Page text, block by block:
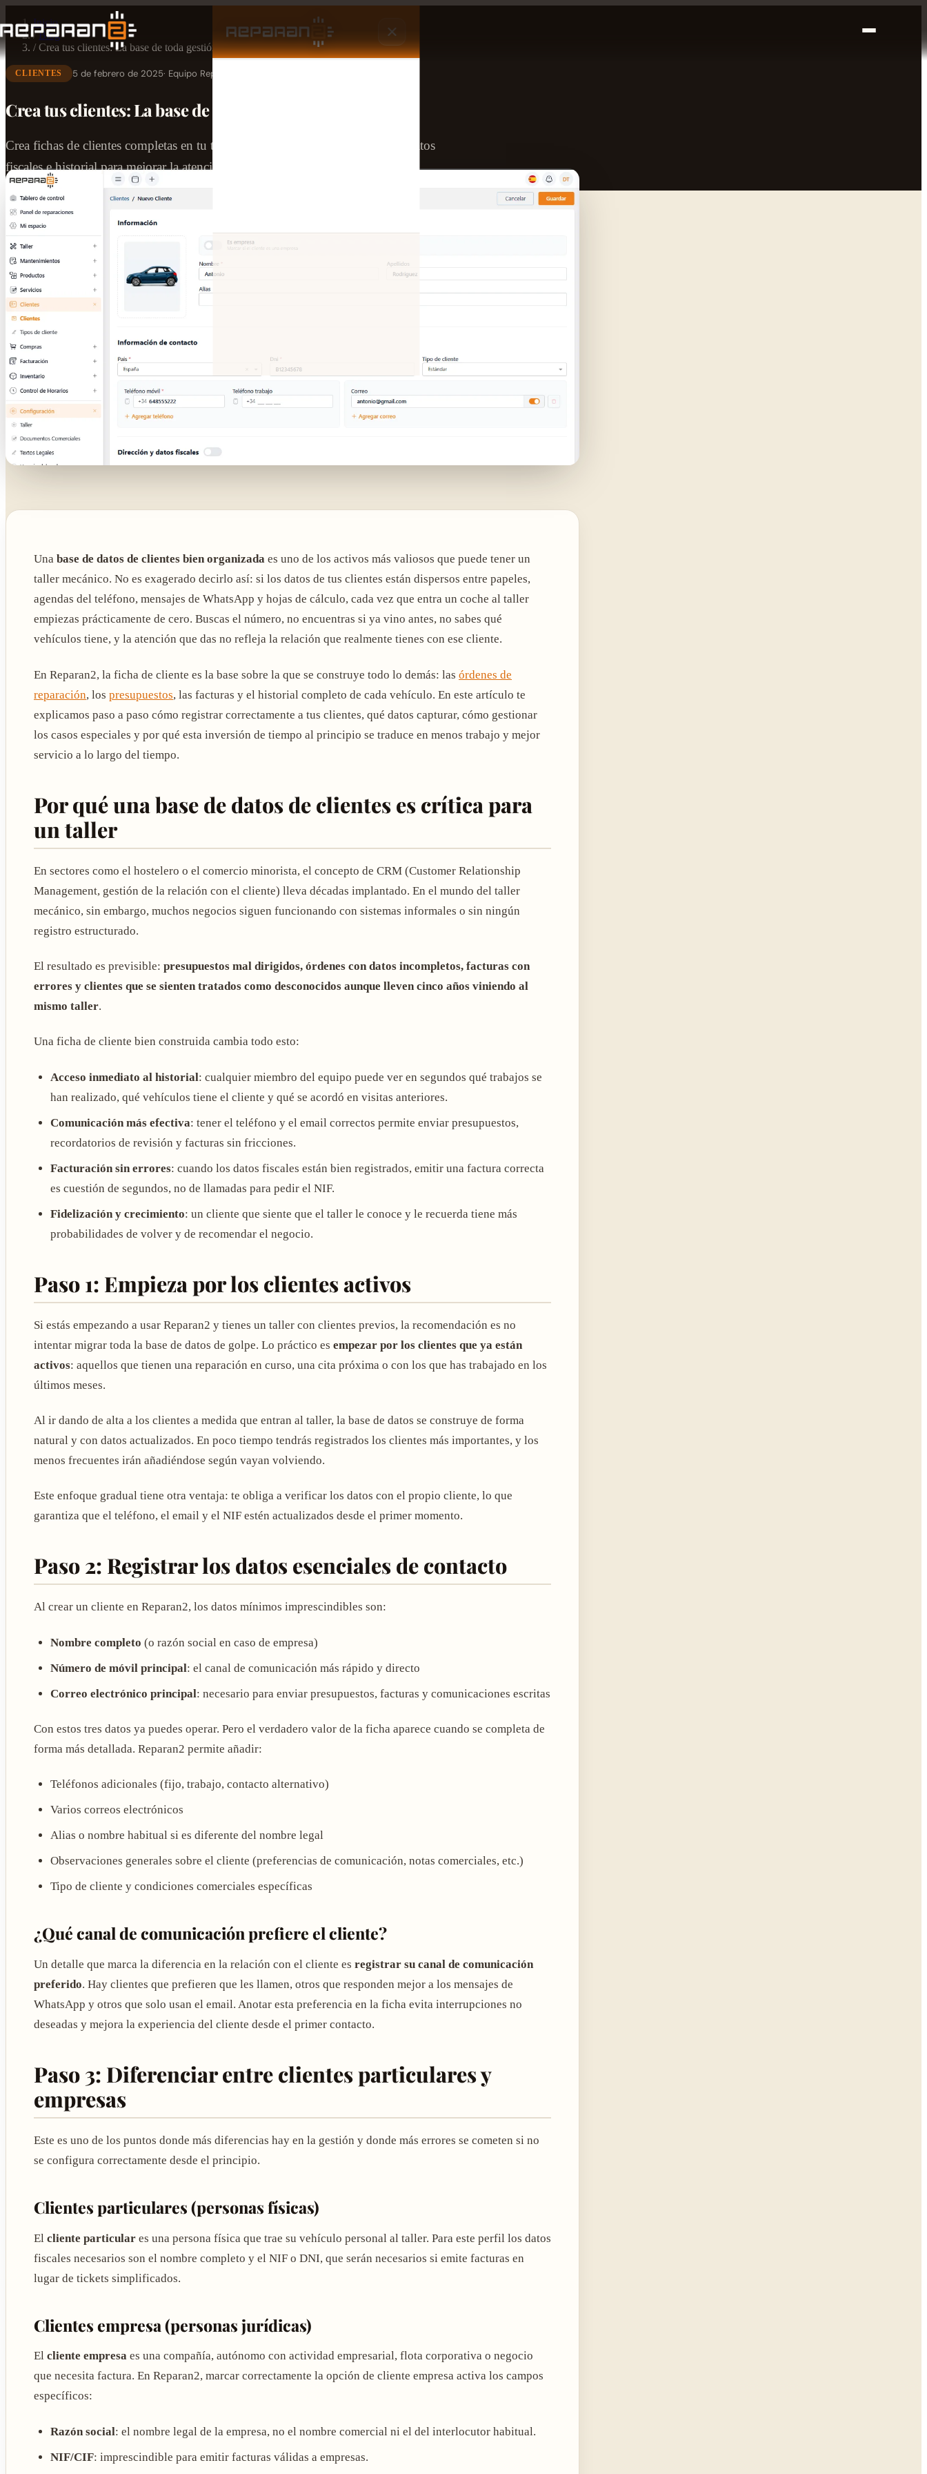
Inicio
/ Blog
/ Crea tus clientes: La base de toda gestión de taller
CLIENTES 5 de febrero de 2025· Equipo Reparan2
Crea tus clientes: La base de toda gestión de taller
Crea fichas de clientes completas en tu taller mecánico. Centraliza contactos, datos
fiscales e historial para mejorar la atención con Reparan2.
Una base de datos de clientes bien organizada es uno de los activos más valiosos que puede tener un
taller mecánico. No es exagerado decirlo así: si los datos de tus clientes están dispersos entre papeles,
agendas del teléfono, mensajes de WhatsApp y hojas de cálculo, cada vez que entra un coche al taller
empiezas prácticamente de cero. Buscas el número, no encuentras si ya vino antes, no sabes qué
vehículos tiene, y la atención que das no refleja la relación que realmente tienes con ese cliente.
En Reparan2, la ficha de cliente es la base sobre la que se construye todo lo demás: las órdenes de
reparación, los presupuestos, las facturas y el historial completo de cada vehículo. En este artículo te
explicamos paso a paso cómo registrar correctamente a tus clientes, qué datos capturar, cómo gestionar
los casos especiales y por qué esta inversión de tiempo al principio se traduce en menos trabajo y mejor
servicio a lo largo del tiempo.
Por qué una base de datos de clientes es crítica para
un taller
En sectores como el hostelero o el comercio minorista, el concepto de CRM (Customer Relationship
Management, gestión de la relación con el cliente) lleva décadas implantado. En el mundo del taller
mecánico, sin embargo, muchos negocios siguen funcionando con sistemas informales o sin ningún
registro estructurado.
El resultado es previsible: presupuestos mal dirigidos, órdenes con datos incompletos, facturas con
errores y clientes que se sienten tratados como desconocidos aunque lleven cinco años viniendo al
mismo taller.
Una ficha de cliente bien construida cambia todo esto:
Acceso inmediato al historial: cualquier miembro del equipo puede ver en segundos qué trabajos se
han realizado, qué vehículos tiene el cliente y qué se acordó en visitas anteriores.
Comunicación más efectiva: tener el teléfono y el email correctos permite enviar presupuestos,
recordatorios de revisión y facturas sin fricciones.
Facturación sin errores: cuando los datos fiscales están bien registrados, emitir una factura correcta
es cuestión de segundos, no de llamadas para pedir el NIF.
Fidelización y crecimiento: un cliente que siente que el taller le conoce y le recuerda tiene más
probabilidades de volver y de recomendar el negocio.
Paso 1: Empieza por los clientes activos
Si estás empezando a usar Reparan2 y tienes un taller con clientes previos, la recomendación es no
intentar migrar toda la base de datos de golpe. Lo práctico es empezar por los clientes que ya están
activos: aquellos que tienen una reparación en curso, una cita próxima o con los que has trabajado en los
últimos meses.
Al ir dando de alta a los clientes a medida que entran al taller, la base de datos se construye de forma
natural y con datos actualizados. En poco tiempo tendrás registrados los clientes más importantes, y los
menos frecuentes irán añadiéndose según vayan volviendo.
Este enfoque gradual tiene otra ventaja: te obliga a verificar los datos con el propio cliente, lo que
garantiza que el teléfono, el email y el NIF estén actualizados desde el primer momento.
Paso 2: Registrar los datos esenciales de contacto
Al crear un cliente en Reparan2, los datos mínimos imprescindibles son:
Nombre completo (o razón social en caso de empresa)
Número de móvil principal: el canal de comunicación más rápido y directo
Correo electrónico principal: necesario para enviar presupuestos, facturas y comunicaciones escritas
Con estos tres datos ya puedes operar. Pero el verdadero valor de la ficha aparece cuando se completa de
forma más detallada. Reparan2 permite añadir:
Teléfonos adicionales (fijo, trabajo, contacto alternativo)
Varios correos electrónicos
Alias o nombre habitual si es diferente del nombre legal
Observaciones generales sobre el cliente (preferencias de comunicación, notas comerciales, etc.)
Tipo de cliente y condiciones comerciales específicas
¿Qué canal de comunicación prefiere el cliente?
Un detalle que marca la diferencia en la relación con el cliente es registrar su canal de comunicación
preferido. Hay clientes que prefieren que les llamen, otros que responden mejor a los mensajes de
WhatsApp y otros que solo usan el email. Anotar esta preferencia en la ficha evita interrupciones no
deseadas y mejora la experiencia del cliente desde el primer contacto.
Paso 3: Diferenciar entre clientes particulares y
empresas
Este es uno de los puntos donde más diferencias hay en la gestión y donde más errores se cometen si no
se configura correctamente desde el principio.
Clientes particulares (personas físicas)
El cliente particular es una persona física que trae su vehículo personal al taller. Para este perfil los datos
fiscales necesarios son el nombre completo y el NIF o DNI, que serán necesarios si emite facturas en
lugar de tickets simplificados.
Clientes empresa (personas jurídicas)
El cliente empresa es una compañía, autónomo con actividad empresarial, flota corporativa o negocio
que necesita factura. En Reparan2, marcar correctamente la opción de cliente empresa activa los campos
específicos:
Razón social: el nombre legal de la empresa, no el nombre comercial ni el del interlocutor habitual.
NIF/CIF: imprescindible para emitir facturas válidas a empresas.